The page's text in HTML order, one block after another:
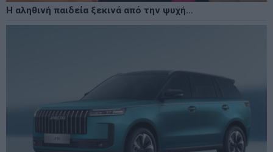
Η αληθινή παιδεία ξεκινά από την ψυχή…